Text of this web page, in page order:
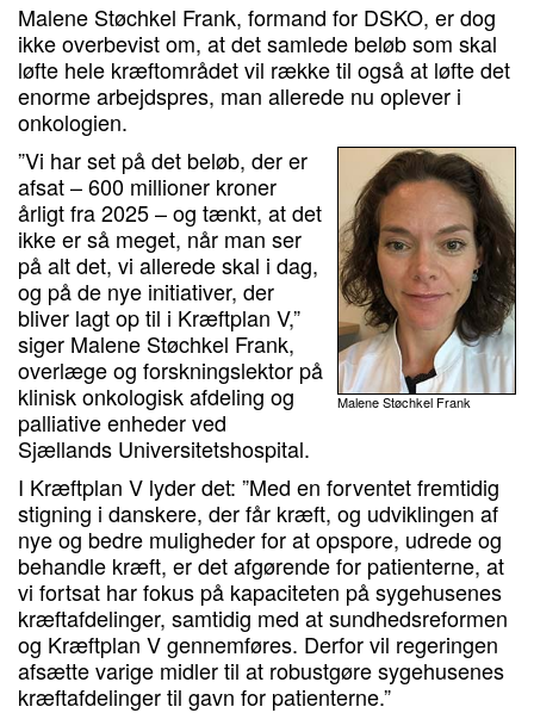
Malene Støchkel Frank, formand for DSKO, er dog
ikke overbevist om, at det samlede beløb som skal
løfte hele kræftområdet vil række til også at løfte det
enorme arbejdspres, man allerede nu oplever i
onkologien.
Malene Støchkel Frank
”Vi har set på det beløb, der er
afsat – 600 millioner kroner
årligt fra 2025 – og tænkt, at det
ikke er så meget, når man ser
på alt det, vi allerede skal i dag,
og på de nye initiativer, der
bliver lagt op til i Kræftplan V,”
siger Malene Støchkel Frank,
overlæge og forskningslektor på
klinisk onkologisk afdeling og
palliative enheder ved
Sjællands Universitetshospital.
I Kræftplan V lyder det: ”Med en forventet fremtidig
stigning i danskere, der får kræft, og udviklingen af
nye og bedre muligheder for at opspore, udrede og
behandle kræft, er det afgørende for patienterne, at
vi fortsat har fokus på kapaciteten på sygehusenes
kræftafdelinger, samtidig med at sundhedsreformen
og Kræftplan V gennemføres. Derfor vil regeringen
afsætte varige midler til at robustgøre sygehusenes
kræftafdelinger til gavn for patienterne.”